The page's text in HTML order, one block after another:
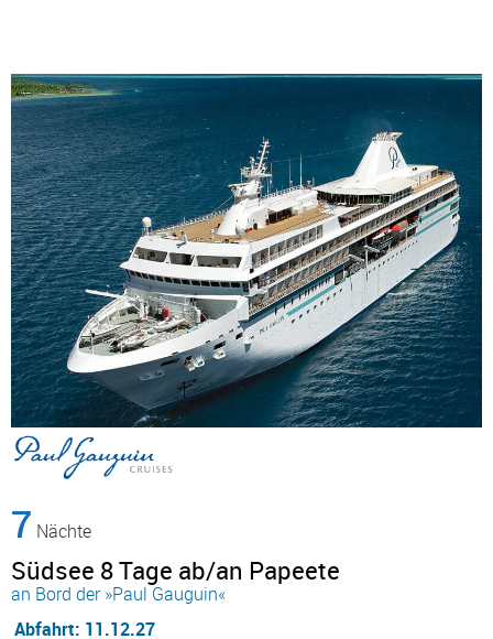
7 Nächte
Südsee 8 Tage ab/an Papeete
an Bord der »Paul Gauguin«
Abfahrt: 11.12.27